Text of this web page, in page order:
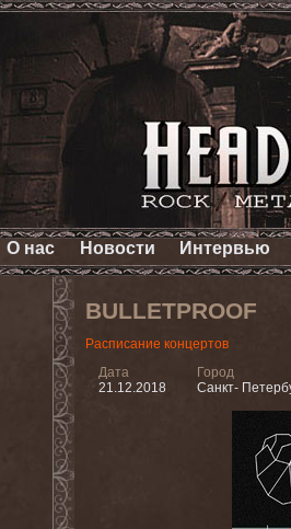
О нас Новости Интервью
BULLETPROOF
Расписание концертов
Дата
21.12.2018
Город
Санкт-